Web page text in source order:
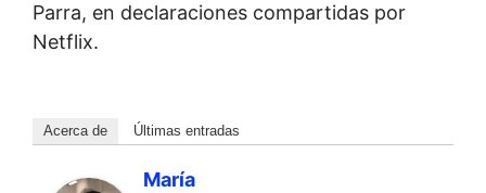
Parra, en declaraciones compartidas por
Netflix.
Acerca de Últimas entradas
María